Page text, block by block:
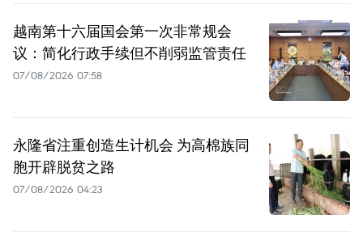
越南第十六届国会第一次非常规会
议：简化行政手续但不削弱监管责任
07/08/2026 07:58
永隆省注重创造生计机会 为高棉族同
胞开辟脱贫之路
07/08/2026 04:23